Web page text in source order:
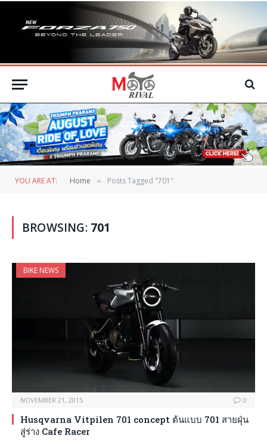
YOU ARE AT: Home » Posts Tagged "701"
BROWSING: 701
BIKE NEWS
NOVEMBER 21, 2015 0
Husqvarna Vitpilen 701 concept ต้นแบบ 701 สายฝุ่น
สู่ร่าง Cafe Racer